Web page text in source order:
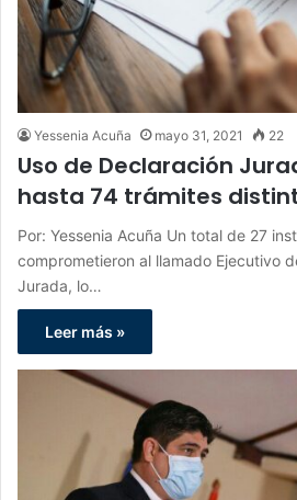
Yessenia Acuña mayo 31, 2021 22
Uso de Declaración
hasta 74 trámites
Por: Yessenia Acuña Un total de 27
comprometieron al llamado Ejecutivo
Jurada, lo…
Leer más »